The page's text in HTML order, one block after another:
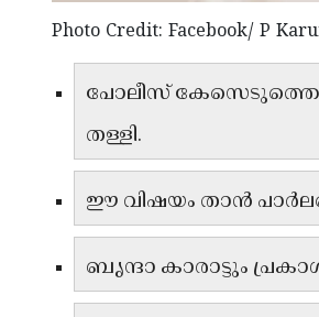
Photo Credit: Facebook/ P
പോലീസ്
തള്ളി.
ഈ വിഷയം താൻ
ബൃന്ദാ കാരാട്ടും